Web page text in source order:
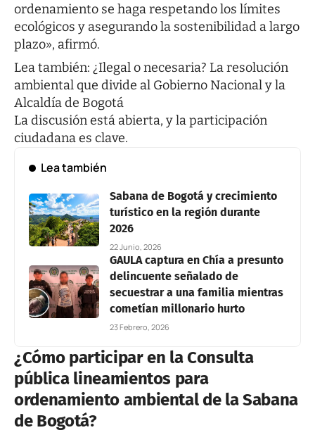
ordenamiento se haga respetando los límites
ecológicos y asegurando la sostenibilidad a largo
plazo», afirmó.
Lea también: ¿Ilegal o necesaria? La resolución
ambiental que divide al Gobierno Nacional y la
Alcaldía de Bogotá
La discusión está abierta, y la participación
ciudadana es clave.
Lea también
Sabana de Bogotá y crecimiento
turístico en la región durante
2026
22 Junio, 2026
GAULA captura en Chía a presunto
delincuente señalado de
secuestrar a una familia mientras
cometían millonario hurto
23 Febrero, 2026
¿Cómo participar en la Consulta
pública lineamientos para
ordenamiento ambiental de la Sabana
de Bogotá?